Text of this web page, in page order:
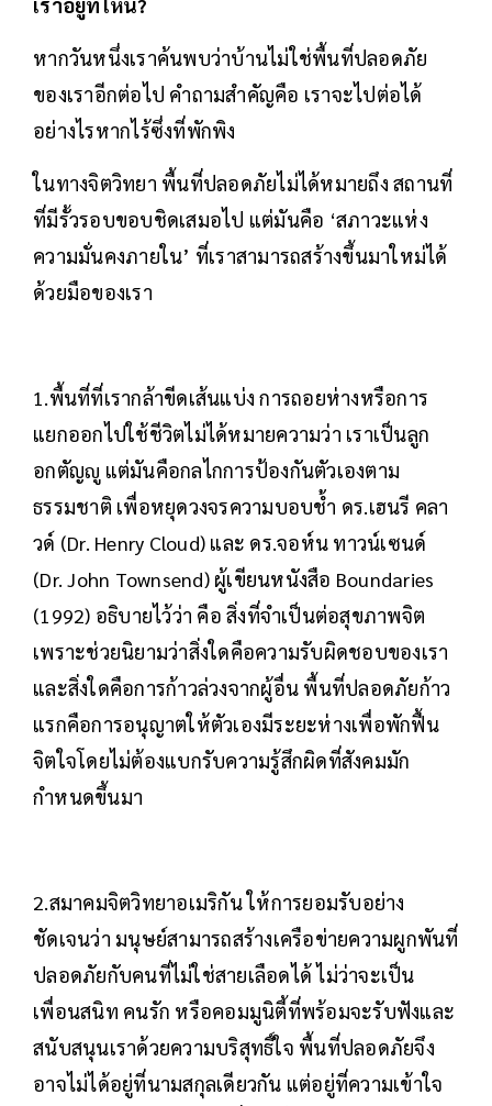
หากวันหนึ่งเราค้นพบว่าบ้านไม่ใช่พื้นที่ปลอดภัย
ของเราอีกต่อไป คำถามสำคัญคือ เราจะไปต่อได้
อย่างไรหากไร้ซึ่งที่พักพิง
ในทางจิตวิทยา พื้นที่ปลอดภัยไม่ได้หมายถึง สถานที่
ที่มีรั้วรอบขอบชิดเสมอไป แต่มันคือ ‘สภาวะแห่ง
ความมั่นคงภายใน’ ที่เราสามารถสร้างขึ้นมาใหม่ได้
ด้วยมือของเรา
1.พื้นที่ที่เรากล้าขีดเส้นแบ่ง การถอยห่างหรือการ
แยกออกไปใช้ชีวิตไม่ได้หมายความว่า เราเป็นลูก
อกตัญญู แต่มันคือกลไกการป้องกันตัวเองตาม
ธรรมชาติ เพื่อหยุดวงจรความบอบช้ำ ดร.เฮนรี คลา
วด์ (Dr. Henry Cloud) และ ดร.จอห์น ทาวน์เซนด์
(Dr. John Townsend) ผู้เขียนหนังสือ Boundaries
(1992) อธิบายไว้ว่า คือ สิ่งที่จำเป็นต่อสุขภาพจิต
เพราะช่วยนิยามว่าสิ่งใดคือความรับผิดชอบของเรา
และสิ่งใดคือการก้าวล่วงจากผู้อื่น พื้นที่ปลอดภัยก้าว
แรกคือการอนุญาตให้ตัวเองมีระยะห่างเพื่อพักฟื้น
จิตใจโดยไม่ต้องแบกรับความรู้สึกผิดที่สังคมมัก
กำหนดขึ้นมา
2.สมาคมจิตวิทยาอเมริกัน ให้การยอมรับอย่าง
ชัดเจนว่า มนุษย์สามารถสร้างเครือข่ายความผูกพันที่
ปลอดภัยกับคนที่ไม่ใช่สายเลือดได้ ไม่ว่าจะเป็น
เพื่อนสนิท คนรัก หรือคอมมูนิตี้ที่พร้อมจะรับฟังและ
สนับสนุนเราด้วยความบริสุทธิ์ใจ พื้นที่ปลอดภัยจึง
อาจไม่ได้อยู่ที่นามสกุลเดียวกัน แต่อยู่ที่ความเข้าใจ